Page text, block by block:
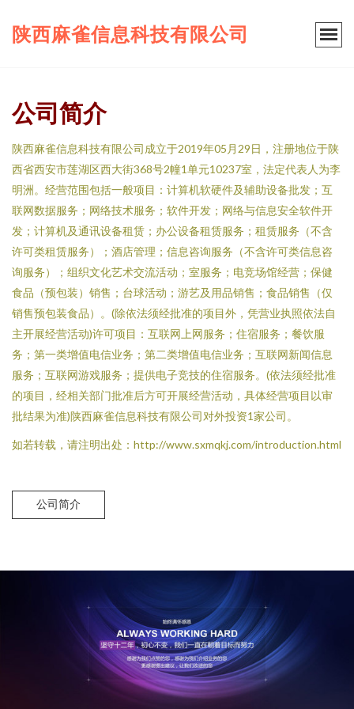
陕西麻雀信息科技有限公司
公司简介
陕西麻雀信息科技有限公司成立于2019年05月29日，注册地位于陕
西省西安市莲湖区西大街368号2幢1单元10237室，法定代表人为李
明洲。经营范围包括一般项目：计算机软硬件及辅助设备批发；互
联网数据服务；网络技术服务；软件开发；网络与信息安全软件开
发；计算机及通讯设备租赁；办公设备租赁服务；租赁服务（不含
许可类租赁服务）；酒店管理；信息咨询服务（不含许可类信息咨
询服务）；组织文化艺术交流活动；室服务；电竞场馆经营；保健
食品（预包装）销售；台球活动；游艺及用品销售；食品销售（仅
销售预包装食品）。(除依法须经批准的项目外，凭营业执照依法自
主开展经营活动)许可项目：互联网上网服务；住宿服务；餐饮服
务；第一类增值电信业务；第二类增值电信业务；互联网新闻信息
服务；互联网游戏服务；提供电子竞技的住宿服务。(依法须经批准
的项目，经相关部门批准后方可开展经营活动，具体经营项目以审
批结果为准)陕西麻雀信息科技有限公司对外投资1家公司。
如若转载，请注明出处：http://www.sxmqkj.com/introduction.html
公司简介